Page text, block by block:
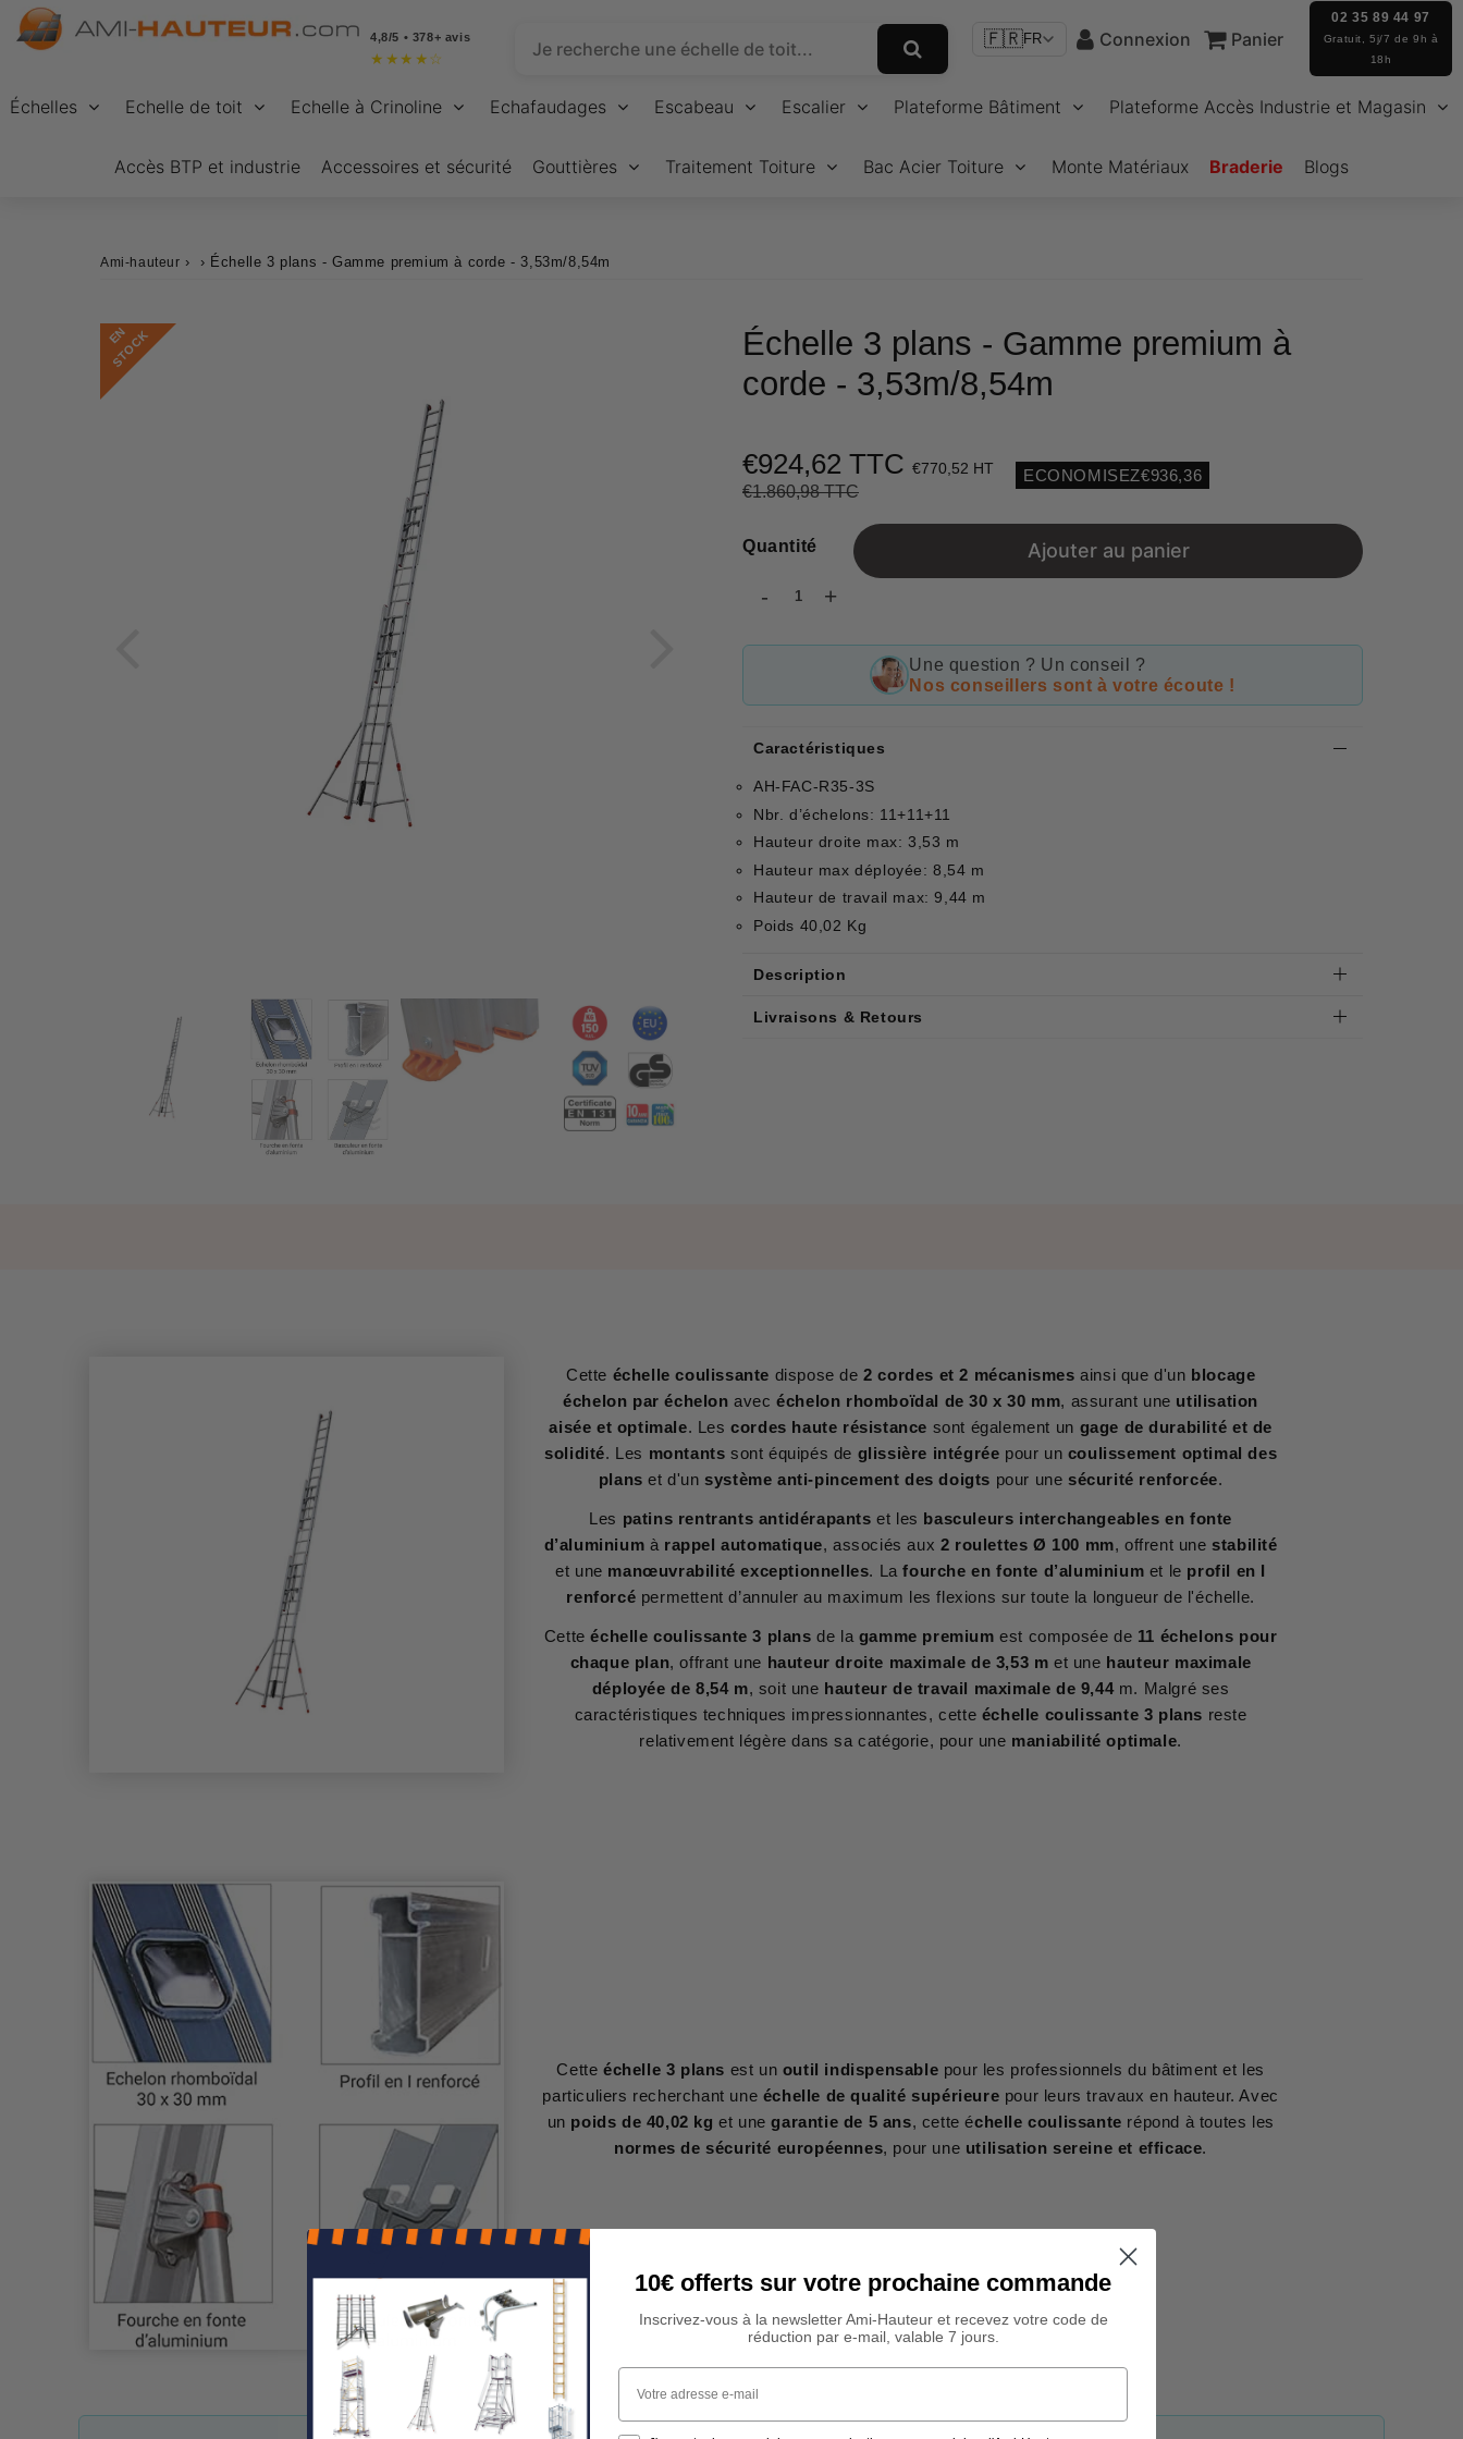
4,8/5 • 378+ avis
★ ★ ★ ★ ☆
🇫🇷FR Connexion Panier
02 35 89 44 97
Gratuit, 5j/7 de 9h à
18h
Échelles Echelle de toit Echelle à Crinoline Echafaudages Escabeau Escalier Plateforme Bâtiment Plateforme Accès Industrie et Magasin
Accès BTP et industrie Accessoires et sécurité Gouttières Traitement Toiture Bac Acier Toiture Monte Matériaux Braderie Blogs
Ami-hauteur › › Échelle 3 plans - Gamme premium à corde - 3,53m/8,54m
E
N
S
T
O
C
K
Échelle 3 plans - Gamme premium à
corde - 3,53m/8,54m
€924,62 TTC €770,52 HT
€1.860,98 TTC
Unit
ECONOMISEZ€936,36
Quantité
- +
Ajouter au panier
Une question ? Un conseil ?
Nos conseillers sont à votre écoute !
Caractéristiques
AH-FAC-R35-3S
Nbr. d’échelons: 11+11+11
Hauteur droite max: 3,53 m
Hauteur max déployée: 8,54 m
Hauteur de travail max: 9,44 m
Poids 40,02 Kg
Description
Livraisons & Retours
Cette échelle coulissante dispose de2 cordes et 2 mécanismesainsi que d'un blocage
échelon par échelon avecéchelon rhomboïdal de 30 x 30 mm, assurant une utilisation
aisée et optimale. Lescordes haute résistance sont également un gage de durabilité et de
solidité. Les montants sont équipés de glissière intégrée pour un coulissement optimal des
plans et d'un système anti-pincement des doigts pour une sécurité renforcée.
Les patins rentrants antidérapants et les basculeurs interchangeables en fonte
d’aluminium à rappel automatique, associés aux 2 roulettes Ø 100 mm, offrent une stabilité
et une manœuvrabilité exceptionnelles. Lafourche en fonte d’aluminium et le profil en I
renforcé permettent d’annuler au maximum les flexions sur toute la longueur de l'échelle.
Cetteéchelle coulissante 3 plans de la gamme premium est composée de 11 échelons pour
chaque plan, offrant une hauteur droite maximale de 3,53 m et une hauteur maximale
déployée de 8,54 m, soit une hauteur de travail maximale de 9,44m. Malgré ses
caractéristiques techniques impressionnantes, cette échelle coulissante 3 plans reste
relativement légère dans sa catégorie, pour une maniabilité optimale.
Cette échelle 3 plans est un outil indispensable pour les professionnels du bâtiment et les
particuliers recherchant une échelle de qualité supérieure pour leurs travaux en hauteur. Avec
un poids de 40,02 kg et unegarantie de 5 ans, cette échelle coulissante répond à toutes les
normes de sécurité européennes, pour une utilisation sereine et efficace.
10€ offerts sur votre prochaine commande
Inscrivez-vous à la newsletter Ami-Hauteur et recevez votre code de
réduction par e-mail, valable 7 jours.
Votre adresse e-mail